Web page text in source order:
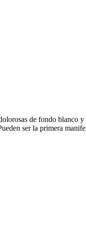
de fondo blanco
ser la primera